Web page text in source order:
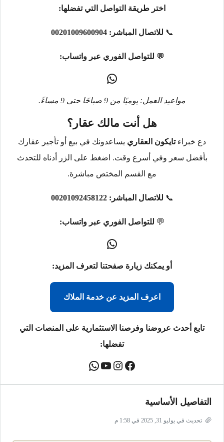
اختر طريقة التواصل التي تفضلها:
📞 للاتصال المباشر: 00201009600904
💬 للتواصل الفوري عبر واتساب:
مواعيد العمل: يوميًا من 9 صباحًا حتى 9 مساءً.
هل أنت مالك عقار؟
دع خبراءتايكون العقاري يساعدونك في بيع أو تأجير عقارك
بأفضل سعر وفي أسرع وقت. اضغط على الزر أدناه للتحدث
مع القسم المختص مباشرة.
📞 للاتصال المباشر: 00201092458122
💬 للتواصل الفوري عبر واتساب:
أو يمكنك زيارة صفحتنا لتعرف المزيد:
اعرف المزيد عن خدمة الملاك
تابع أحدث عروضنا وفرصنا الاستثمارية على المنصات التي
تفضلها:
التفاصيل الأساسية
تحديث في يوليو 31, 2025 في 1:58 م